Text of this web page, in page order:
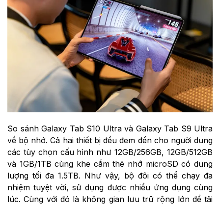
So sánh Galaxy Tab S10 Ultra và Galaxy Tab S9 Ultra
về bộ nhớ. Cả hai thiết bị đều đem đến cho người dung
các tùy chọn cấu hình như 12GB/256GB, 12GB/512GB
và 1GB/1TB cùng khe cắm thẻ nhớ microSD có dung
lượng tối đa 1.5TB. Như vậy, bộ đôi có thể chạy đa
nhiệm tuyệt vời, sử dụng được nhiều ứng dụng cùng
lúc. Cùng với đó là không gian lưu trữ rộng lớn để tải